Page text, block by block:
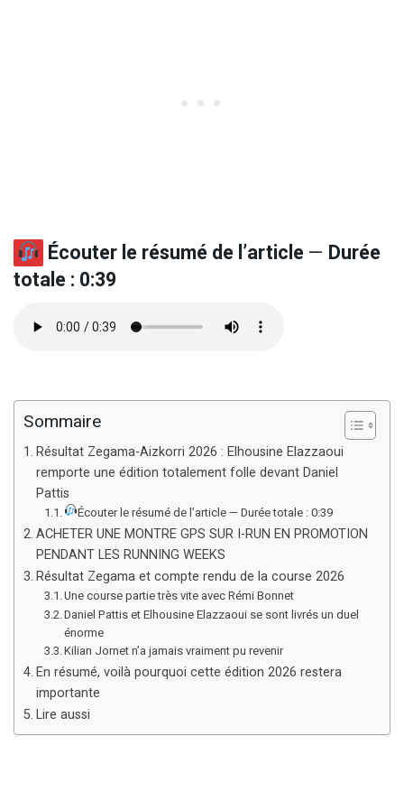
Écouter le résumé de l’article — Durée
totale : 0:39
Sommaire
Résultat Zegama-Aizkorri 2026 : Elhousine Elazzaoui
remporte une édition totalement folle devant Daniel
Pattis
Écouter le résumé de l’article — Durée totale : 0:39
ACHETER UNE MONTRE GPS SUR I-RUN EN PROMOTION
PENDANT LES RUNNING WEEKS
Résultat Zegama et compte rendu de la course 2026
Une course partie très vite avec Rémi Bonnet
Daniel Pattis et Elhousine Elazzaoui se sont livrés un duel
énorme
Kilian Jornet n’a jamais vraiment pu revenir
En résumé, voilà pourquoi cette édition 2026 restera
importante
Lire aussi